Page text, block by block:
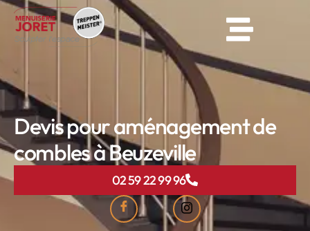
Devis pour aménagement de
combles à Beuzeville
02 59 22 99 96